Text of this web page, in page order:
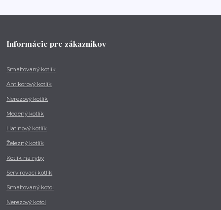
Informácie pre zákazníkov
Smaltovaný kotlík
Antikorový kotlík
Nerezový kotlík
Medený kotlík
Liatinový kotlík
Železný kotlík
Kotlík na ryby
Servírovací kotlík
Smaltovaný kotol
Nerezový kotol